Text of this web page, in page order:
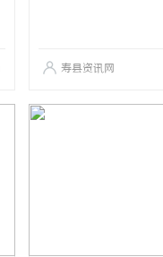
寿县资讯网